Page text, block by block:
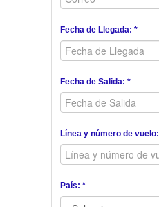
Fecha de Llegada: *
Fecha de Salida: *
Línea y número de vuelo:
País: *